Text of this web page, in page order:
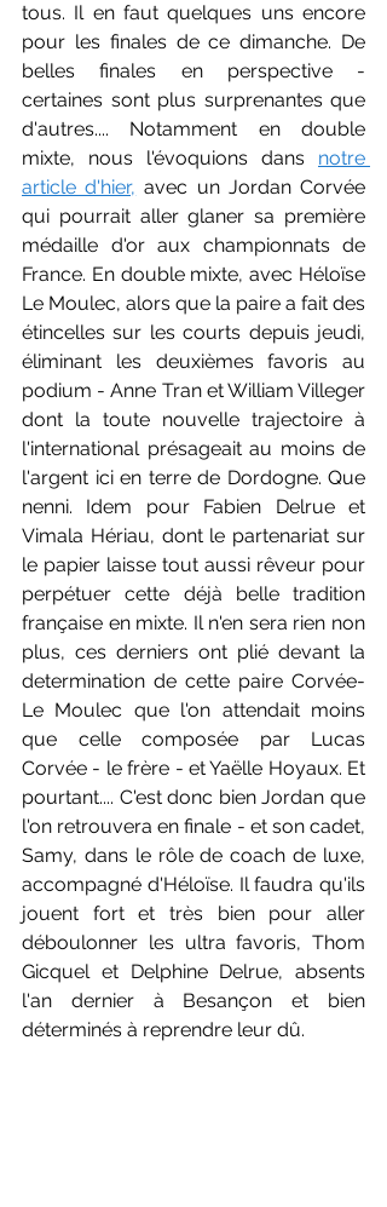
tous. Il en faut quelques uns encore
pour les finales de ce dimanche. De
belles finales en perspective -
certaines sont plus surprenantes que
d'autres.... Notamment en double
mixte, nous l'évoquions dans notre
article d'hier, avec un Jordan Corvée
qui pourrait aller glaner sa première
médaille d'or aux championnats de
France. En double mixte, avec Héloïse
Le Moulec, alors que la paire a fait des
étincelles sur les courts depuis jeudi,
éliminant les deuxièmes favoris au
podium - Anne Tran et William Villeger
dont la toute nouvelle trajectoire à
l'international présageait au moins de
l'argent ici en terre de Dordogne. Que
nenni. Idem pour Fabien Delrue et
Vimala Hériau, dont le partenariat sur
le papier laisse tout aussi rêveur pour
perpétuer cette déjà belle tradition
française en mixte. Il n'en sera rien non
plus, ces derniers ont plié devant la
determination de cette paire Corvée-
Le Moulec que l'on attendait moins
que celle composée par Lucas
Corvée - le frère - et Yaëlle Hoyaux. Et
pourtant.... C'est donc bien Jordan que
l'on retrouvera en finale - et son cadet,
Samy, dans le rôle de coach de luxe,
accompagné d'Héloïse. Il faudra qu'ils
jouent fort et très bien pour aller
déboulonner les ultra favoris, Thom
Gicquel et Delphine Delrue, absents
l'an dernier à Besançon et bien
déterminés à reprendre leur dû.